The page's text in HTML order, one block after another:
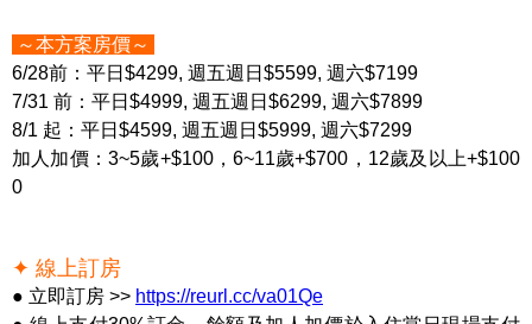
～本方案房價～
6/28前：平日$4299, 週五週日$5599, 週六$7199
7/31 前：平日$4999, 週五週日$6299, 週六$7899
8/1 起：平日$4599, 週五週日$5999, 週六$7299
加人加價：3~5歲+$100，6~11歲+$700，12歲及以上+$100
0
✦ 線上訂房
● 立即訂房 >> https://reurl.cc/va01Qe